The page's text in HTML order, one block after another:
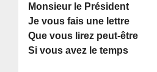
Monsieur le Président
Je vous fais une lettre
Que vous lirez peut-être
Si vous avez le temps